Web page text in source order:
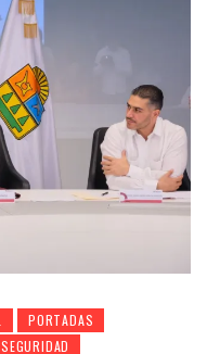
PORTADAS
SEGURIDAD